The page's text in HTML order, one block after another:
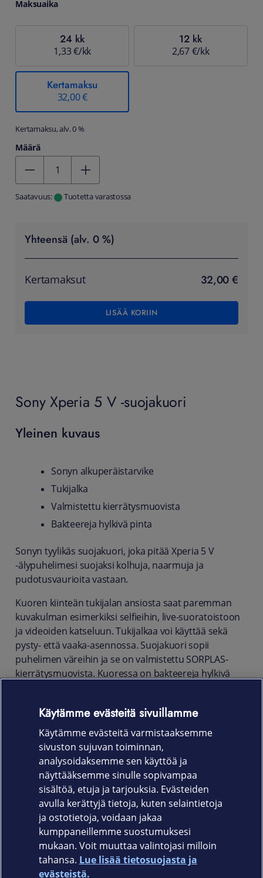
Maksuaika
24 kk
1,33 €/kk
12 kk
2,67 €/kk
Kertamaksu
32,00 €
Kertamaksu, alv. 0 %
Määrä
Saatavuus: Tuotetta varastossa
Yhteensä (alv. 0 %)
Kertamaksut 32,00 €
LISÄÄ KORIIN
Sony Xperia 5 V -suojakuori
Yleinen kuvaus
Sonyn alkuperäistarvike
Tukijalka
Valmistettu kierrätysmuovista
Bakteereja hylkivä pinta
Sonyn tyylikäs suojakuori, joka pitää Xperia 5 V
-älypuhelimesi suojaksi kolhuja, naarmuja ja
pudotusvaurioita vastaan.
Kuoren kiinteän tukijalan ansiosta saat paremman
kuvakulman esimerkiksi selfieihin, live-suoratoistoon
ja videoiden katseluun. Tukijalkaa voi käyttää sekä
pysty- että vaaka-asennossa. Suojakuori sopii
puhelimen väreihin ja se on valmistettu SORPLAS-
kierrätysmuovista. Kuoressa on bakteereja hylkivä
Tuotekoodit
XQZCBDEB.ROW Musta
XQZCBDEH.ROW Valkoinen
XQZCBDEL.ROW Sininen
Elisa.fi
Käytämme evästeitä sivuillamme
Käytämme evästeitä varmistaaksemme
sivuston sujuvan toiminnan,
analysoidaksemme sen käyttöä ja
näyttääksemme sinulle sopivampaa
sisältöä, etuja ja tarjouksia. Evästeiden
avulla kerättyjä tietoja, kuten selaintietoja
ja ostotietoja, voidaan jakaa
kumppaneillemme suostumuksesi
mukaan. Voit muuttaa valintojasi milloin
tahansa. Lue lisää tietosuojasta ja
evästeistä.